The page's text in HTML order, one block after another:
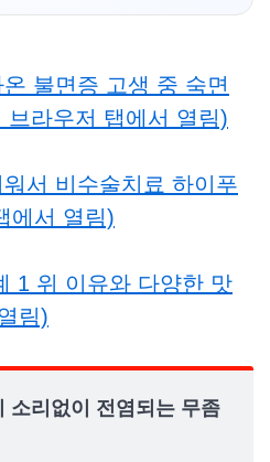
불면증 고생 중 숙면
브라우저 탭에서 열림)
서 비수술치료 하이푸
에서 열림)
1 위 이유와 다양한 맛
림)
소리없이 전염되는 무좀